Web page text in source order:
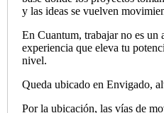
y las ideas se vuelven
En Cuantum, trabajar no es un
experiencia que eleva tu
nivel.
Queda ubicado en Envigado,
Por la ubicación, las vías de